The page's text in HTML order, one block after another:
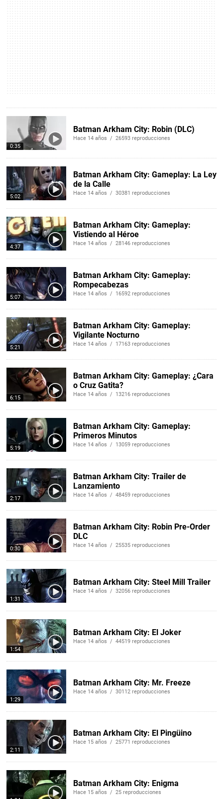
0:35
Batman Arkham City: Robin (DLC)
Hace 14 años / 26593 reproducciones
5:02
Batman Arkham City: Gameplay: La Ley
de la Calle
Hace 14 años / 30381 reproducciones
4:37
Batman Arkham City: Gameplay:
Vistiendo al Héroe
Hace 14 años / 28146 reproducciones
5:07
Batman Arkham City: Gameplay:
Rompecabezas
Hace 14 años / 16592 reproducciones
5:21
Batman Arkham City: Gameplay:
Vigilante Nocturno
Hace 14 años / 17163 reproducciones
6:15
Batman Arkham City: Gameplay: ¿Cara
o Cruz Gatita?
Hace 14 años / 13216 reproducciones
5:19
Batman Arkham City: Gameplay:
Primeros Minutos
Hace 14 años / 13059 reproducciones
2:17
Batman Arkham City: Trailer de
Lanzamiento
Hace 14 años / 48459 reproducciones
0:30
Batman Arkham City: Robin Pre-Order
DLC
Hace 14 años / 25535 reproducciones
1:31
Batman Arkham City: Steel Mill Trailer
Hace 14 años / 32056 reproducciones
1:54
Batman Arkham City: El Joker
Hace 14 años / 44519 reproducciones
1:29
Batman Arkham City: Mr. Freeze
Hace 14 años / 30112 reproducciones
2:11
Batman Arkham City: El Pingüino
Hace 15 años / 25771 reproducciones
Batman Arkham City: Enigma
Hace 15 años / 25 reproducciones